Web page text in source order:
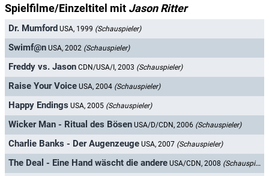
Spielfilme/Einzeltitel mit Jason Ritter
Dr. Mumford USA, 1999 (Schauspieler)
Swimf@n USA, 2002 (Schauspieler)
Freddy vs. Jason CDN/USA/I, 2003 (Schauspieler)
Raise Your Voice USA, 2004 (Schauspieler)
Happy Endings USA, 2005 (Schauspieler)
Wicker Man - Ritual des Bösen USA/D/CDN, 2006 (Schauspieler)
Charlie Banks - Der Augenzeuge USA, 2007 (Schauspieler)
The Deal - Eine Hand wäscht die andere USA/CDN, 2008 (Schauspieler)